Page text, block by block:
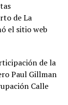
de La
el sitio web
de la
Paul Gillman
Calle